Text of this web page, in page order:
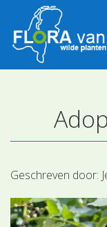
Plantensoorten
Determineren
Geschreven door: